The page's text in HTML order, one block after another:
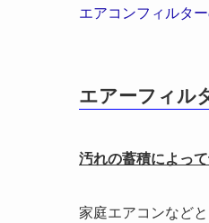
エアコンフィルタ
エアーフィル
汚れの蓄積によっ
家庭エアコンなど